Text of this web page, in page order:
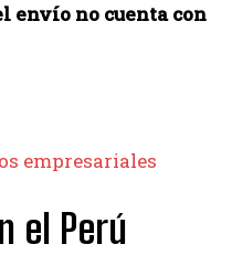
envío no cuenta con
empresariales
el Perú